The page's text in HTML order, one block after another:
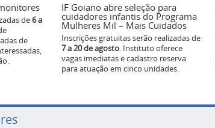
de6 a
de
IF Goiano abre seleção para
cuidadores infantis do Programa
Mulheres Mil – Mais Cuidados
Inscrições gratuitas serão realizadas de
7 a 20 de agosto. Instituto oferece
vagas imediatas e cadastro reserva
para atuação em cinco unidades.